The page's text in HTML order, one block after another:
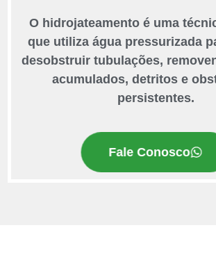
O hidrojateamento é uma
que utiliza água pressurizada
desobstruir tubulações,
acumulados, detritos e
persistentes.
Fale Conosco